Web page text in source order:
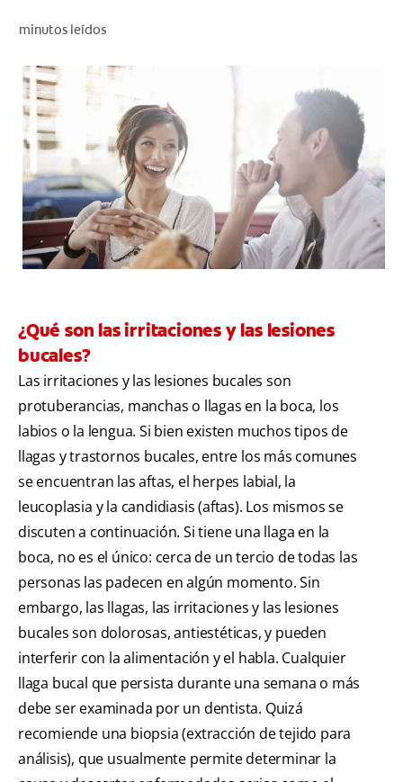
PROMOCIONES
NI (ES)
SUSCRÍBASE
minutos leídos
¿Qué son las irritaciones y las lesiones
bucales?
Las irritaciones y las lesiones bucales son
protuberancias, manchas o llagas en la boca, los
labios o la lengua. Si bien existen muchos tipos de
llagas y trastornos bucales, entre los más comunes
se encuentran las aftas, el herpes labial, la
leucoplasia y la candidiasis (aftas). Los mismos se
discuten a continuación. Si tiene una llaga en la
boca, no es el único: cerca de un tercio de todas las
personas las padecen en algún momento. Sin
embargo, las llagas, las irritaciones y las lesiones
bucales son dolorosas, antiestéticas, y pueden
interferir con la alimentación y el habla. Cualquier
llaga bucal que persista durante una semana o más
debe ser examinada por un dentista. Quizá
recomiende una biopsia (extracción de tejido para
análisis), que usualmente permite determinar la